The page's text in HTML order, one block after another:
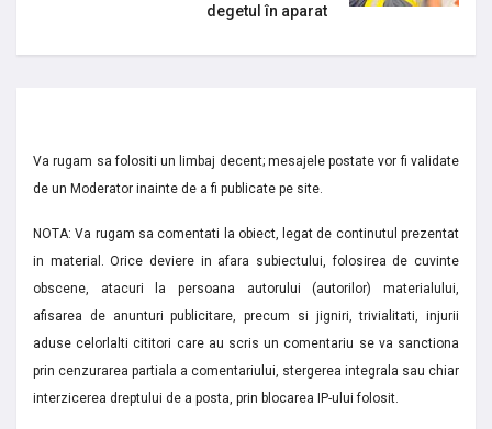
degetul în aparat
Va rugam sa folositi un limbaj decent; mesajele postate vor fi validate
de un Moderator inainte de a fi publicate pe site.
NOTA: Va rugam sa comentati la obiect, legat de continutul prezentat
in material. Orice deviere in afara subiectului, folosirea de cuvinte
obscene, atacuri la persoana autorului (autorilor) materialului,
afisarea de anunturi publicitare, precum si jigniri, trivialitati, injurii
aduse celorlalti cititori care au scris un comentariu se va sanctiona
prin cenzurarea partiala a comentariului, stergerea integrala sau chiar
interzicerea dreptului de a posta, prin blocarea IP-ului folosit.